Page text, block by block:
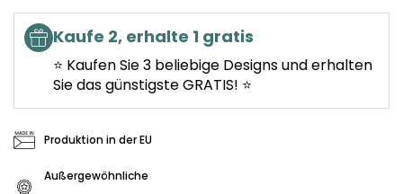
Kaufe 2, erhalte 1 gratis
⭐ Kaufen Sie 3 beliebige Designs und erhalten
Sie das günstigste GRATIS! ⭐
Produktion in der EU
Außergewöhnliche